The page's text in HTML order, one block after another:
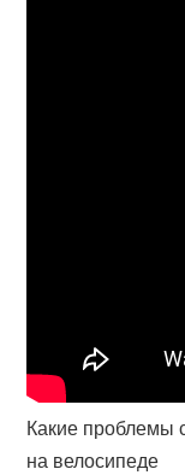
Какие проблемы
на велосипеде